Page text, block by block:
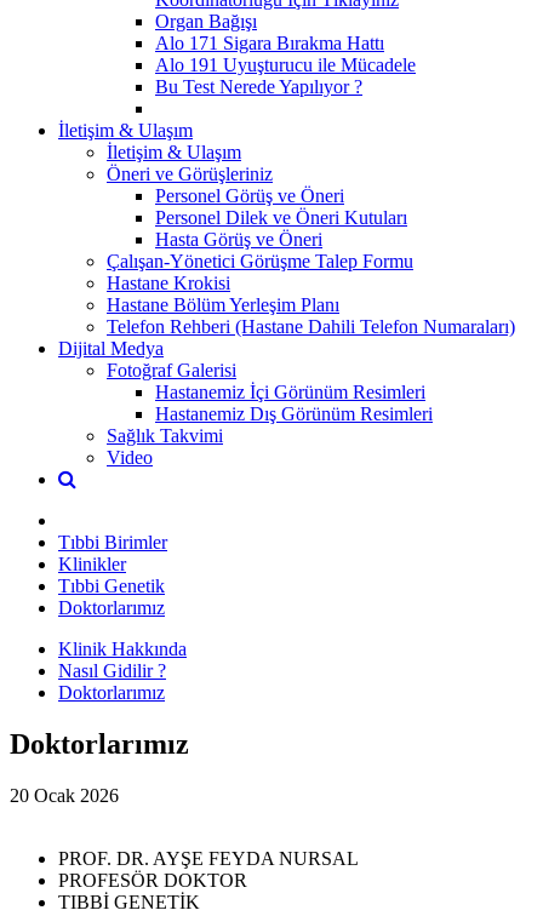
Organ Bağışı
Alo 171 Sigara Bırakma Hattı
Alo 191 Uyuşturucu ile Mücadele
Bu Test Nerede Yapılıyor ?
İletişim & Ulaşım
İletişim & Ulaşım
Öneri ve Görüşleriniz
Personel Görüş ve Öneri
Personel Dilek ve Öneri Kutuları
Hasta Görüş ve Öneri
Çalışan-Yönetici Görüşme Talep Formu
Hastane Krokisi
Hastane Bölüm Yerleşim Planı
Telefon Rehberi (Hastane Dahili Telefon Numaraları)
Dijital Medya
Fotoğraf Galerisi
Hastanemiz İçi Görünüm Resimleri
Hastanemiz Dış Görünüm Resimleri
Sağlık Takvimi
Video
Tıbbi Birimler
Klinikler
Tıbbi Genetik
Doktorlarımız
Klinik Hakkında
Nasıl Gidilir ?
Doktorlarımız
Doktorlarımız
20 Ocak 2026
PROF. DR. AYŞE FEYDA NURSAL
PROFESÖR DOKTOR
TIBBİ GENETİK